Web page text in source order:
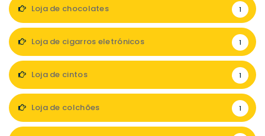
Loja de chocolates 1
Loja de cigarros eletrónicos 1
Loja de cintos 1
Loja de colchões 1